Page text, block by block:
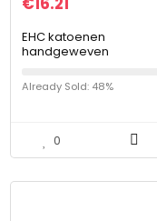
EHC katoenen
handgeweven
eenpersoonsbankstoel
hoes 125 x 150 cm –
Already Sold: 48%
0